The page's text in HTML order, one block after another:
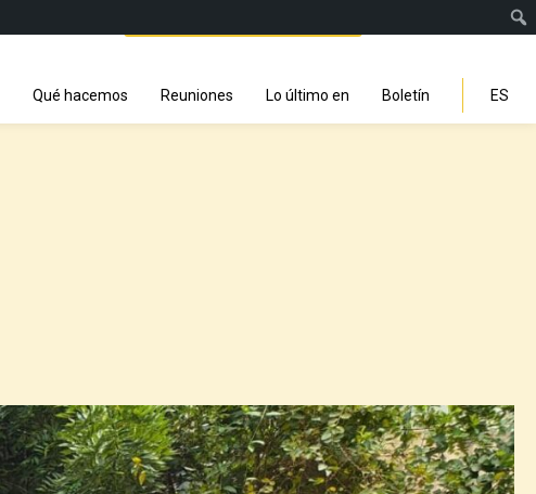
Instagram
Qué hacemos Reuniones Lo último en Boletín ES